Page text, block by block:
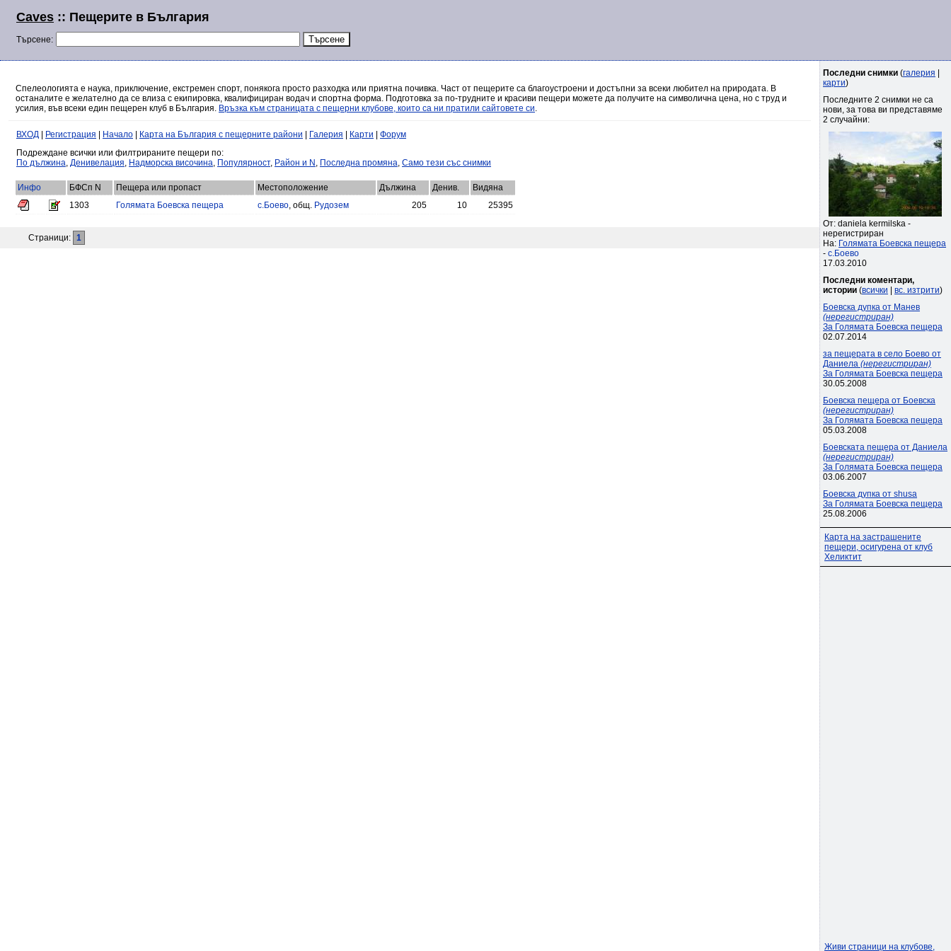
Caves :: Пещерите в България
Търсене:
Спелеологията е наука, приключение, екстремен спорт, понякога просто разходка или приятна почивка. Част от пещерите са благоустроени и достъпни за всеки любител на природата. В
останалите е желателно да се влиза с екипировка, квалифициран водач и спортна форма. Подготовка за по-трудните и красиви пещери можете да получите на символична цена, но с труд и
усилия, във всеки един пещерен клуб в България. Връзка към страницата с пещерни клубове, които са ни пратили сайтовете си.
ВХОД Регистрация Начало Карта на България с пещерните райони Галерия Карти
Форум
Подреждане всички или филтрираните пещери по:
По дължина, Денивелация, Надморска височина, Популярност, Район и N , Последна промяна, Само тези със снимки
Инфо БФСп N Пещера или пропаст Местоположение Дължина Денив.
Видяна
1303
Голямата Боевска пещера с.Боево, общ. Рудозем 205 10 25395
Страници: 1
Последни снимки (галерия
карти)
Последните 2 снимки не са
нови, за това ви представяме
2 случайни:
От: daniela kermilska -
нерегистриран
На: Голямата Боевска пещера
- с.Боево
17.03.2010
Последни коментари,
истории (всички вс. изтрити)
Боевска дупка от Манев
(нерегистриран)
За Голямата Боевска пещера
02.07.2014
за пещерата в село Боево от
Даниела (нерегистриран)
За Голямата Боевска пещера
30.05.2008
Боевска пещера от Боевска
(нерегистриран)
За Голямата Боевска пещера
05.03.2008
Боевската пещера от Даниела
(нерегистриран)
За Голямата Боевска пещера
03.06.2007
Боевска дупка от shusa
За Голямата Боевска пещера
25.08.2006
Карта на застрашените
пещери, осигурена от клуб
Хеликтит
Живи страници на клубове,